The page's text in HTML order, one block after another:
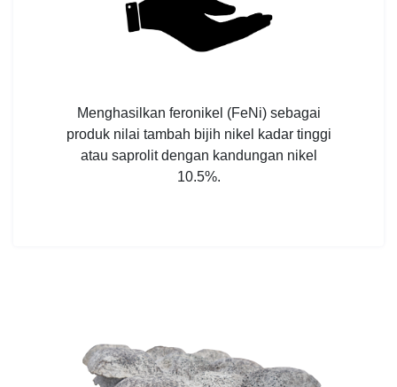
Menghasilkan feronikel (FeNi) sebagai
produk nilai tambah bijih nikel kadar tinggi
atau saprolit dengan kandungan nikel
10.5%.